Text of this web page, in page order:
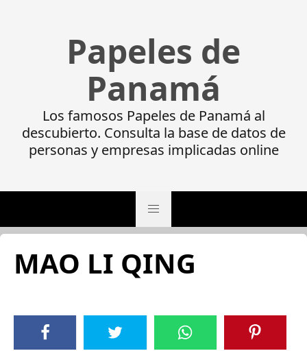
Papeles de
Panamá
Los famosos Papeles de Panamá al
descubierto. Consulta la base de datos de
personas y empresas implicadas online
MAO LI QING